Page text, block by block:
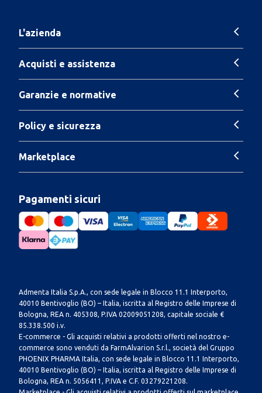
L'azienda
Acquisti e assistenza
Garanzie e normative
Policy e sicurezza
Marketplace
Pagamenti sicuri
Admenta Italia S.p.A., con sede legale in Blocco 11.1 Interporto,
40010 Bentivoglio (BO) – Italia, iscritta al Registro delle Imprese di
Bologna, REA n. 405308, P.IVA 02009051208, capitale sociale €
85.338.500 i.v.
E-commerce - Gli acquisti relativi a prodotti offerti nel nostro e-
commerce sono venduti da FarmAlvarion S.r.l., società del Gruppo
PHOENIX PHARMA Italia, con sede legale in Blocco 11.1 Interporto,
40010 Bentivoglio (BO) – Italia, iscritta al Registro delle Imprese di
Bologna, REA n. 5056411, P.IVA e C.F. 03279221208.